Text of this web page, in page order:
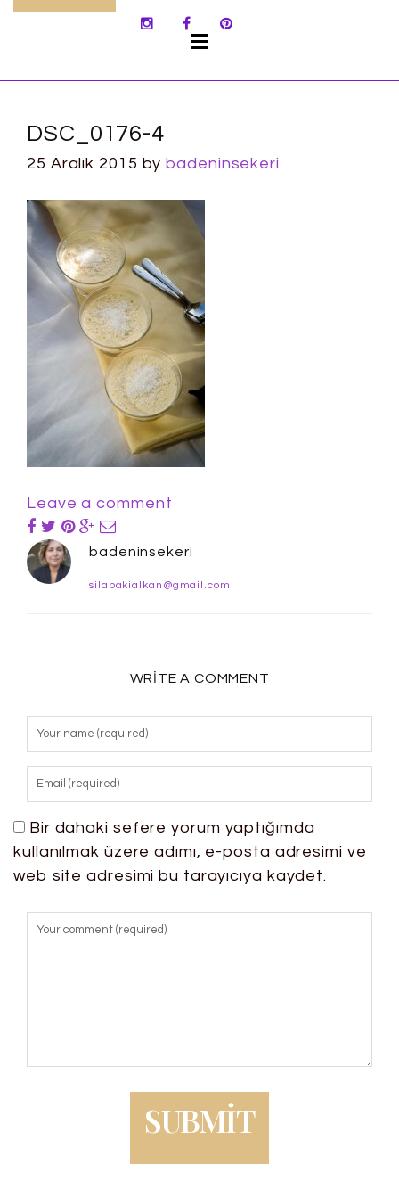
DSC_0176-4
25 Aralık 2015 bybadeninsekeri
Leave a comment
badeninsekeri
silabakialkan@gmail.com
WRITE A COMMENT
Bir dahaki sefere yorum yaptığımda
kullanılmak üzere adımı, e-posta adresimi ve
web site adresimi bu tarayıcıya kaydet.